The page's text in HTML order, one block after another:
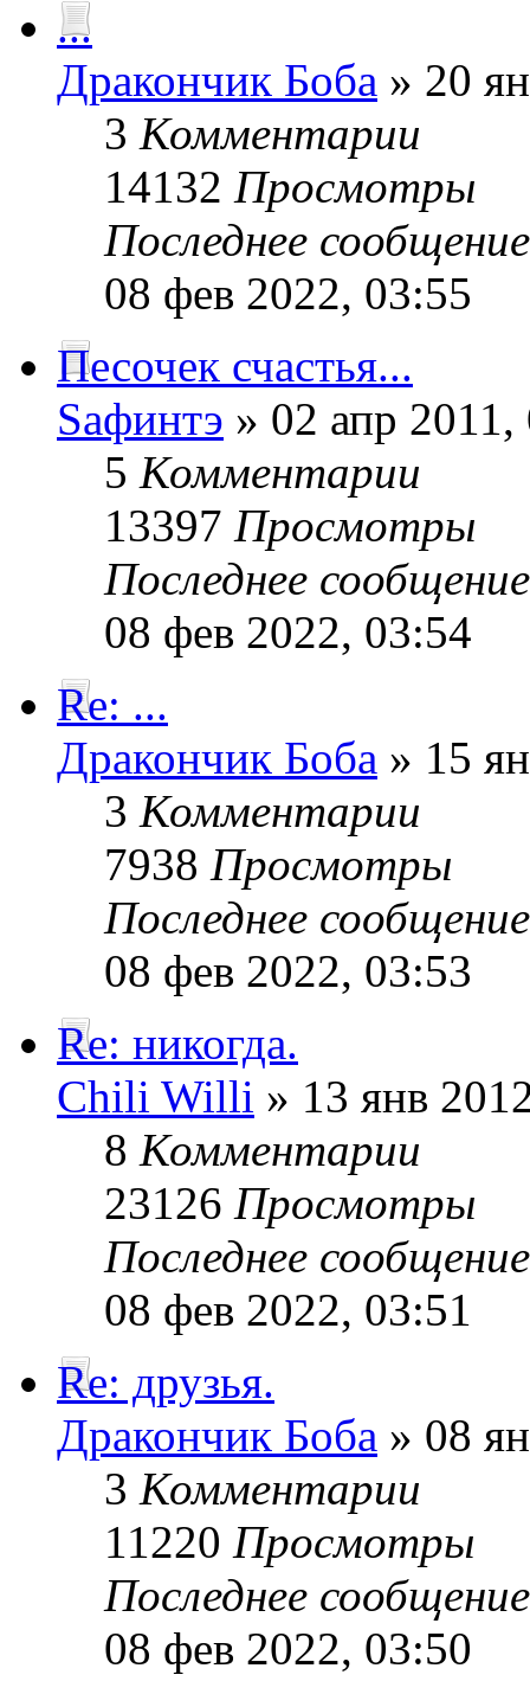
...
Дракончик Боба » 20
3 Комментарии
14132 Просмотры
Последнее
08 фев 2022, 03:55
Песочек счастья...
Sафинтэ » 02 апр 2011,
5 Комментарии
13397 Просмотры
Последнее
08 фев 2022, 03:54
Re: ...
Дракончик Боба » 15
3 Комментарии
7938 Просмотры
Последнее
08 фев 2022, 03:53
Re: никогда.
Chili Willi » 13 янв
8 Комментарии
23126 Просмотры
Последнее
08 фев 2022, 03:51
Re: друзья.
Дракончик Боба » 08
3 Комментарии
11220 Просмотры
Последнее
08 фев 2022, 03:50